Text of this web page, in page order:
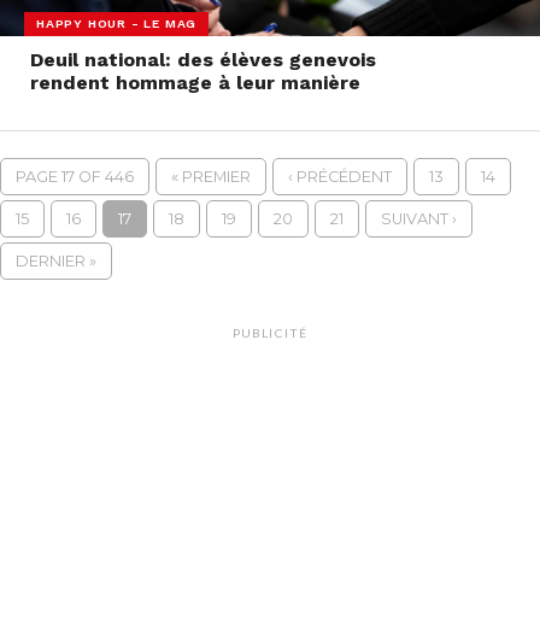
HAPPY HOUR - LE MAG
Deuil national: des élèves genevois
rendent hommage à leur manière
PAGE 17 OF 446 « PREMIER ‹ PRÉCÉDENT 13 14
15 16 17 18 19 20 21 SUIVANT ›
DERNIER »
PUBLICITÉ